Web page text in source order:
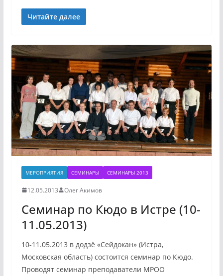
Читайте далее
МЕРОПРИЯТИЯ СЕМИНАРЫ СЕМИНАРЫ 2013
12.05.2013 Олег Акимов
Семинар по Кюдо в Истре (10-
11.05.2013)
10-11.05.2013 в додзё «Сейдокан» (Истра,
Московская область) состоится семинар по Кюдо.
Проводят семинар преподаватели МРОО